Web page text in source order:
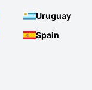
Uruguay
Spain